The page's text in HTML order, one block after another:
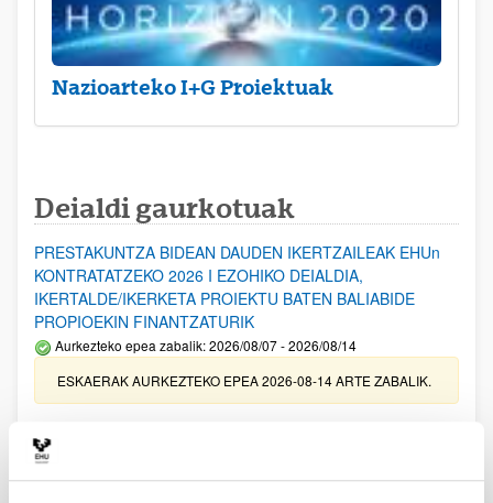
Nazioarteko I+G Proiektuak
Deialdi gaurkotuak
PRESTAKUNTZA BIDEAN DAUDEN IKERTZAILEAK EHUn
KONTRATATZEKO 2026 I EZOHIKO DEIALDIA,
IKERTALDE/IKERKETA PROIEKTU BATEN BALIABIDE
PROPIOEKIN FINANTZATURIK
Aurkezteko epea zabalik: 2026/08/07 - 2026/08/14
ESKAERAK AURKEZTEKO EPEA 2026-08-14 ARTE ZABALIK.
erosi eta berritzeko laguntzak 2026
Izapide irekia